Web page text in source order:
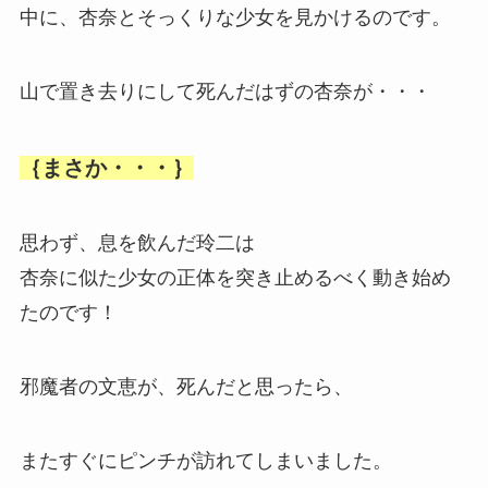
中に、杏奈とそっくりな少女を見かけるのです。
山で置き去りにして死んだはずの杏奈が・・・
｛まさか・・・｝
思わず、息を飲んだ玲二は
杏奈に似た少女の正体を突き止めるべく動き始め
たのです！
邪魔者の文恵が、死んだと思ったら、
またすぐにピンチが訪れてしまいました。